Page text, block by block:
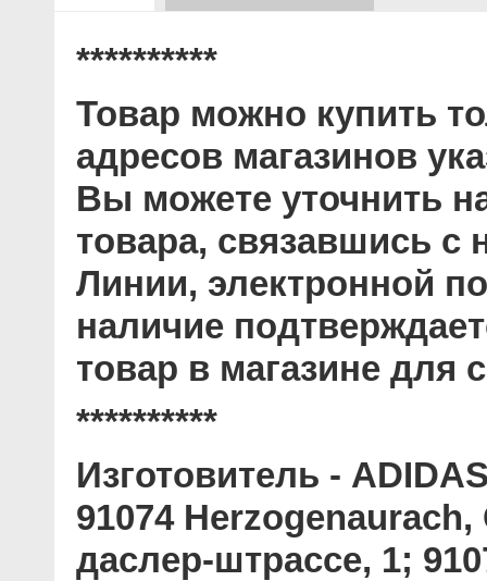
**********
Товар можно купить
адресов магазинов
Вы можете уточнить
товара, связавшись
Линии, электронной
наличие
товар в магазине для
**********
Изготовитель -
91074
даслер-штрассе, 1;